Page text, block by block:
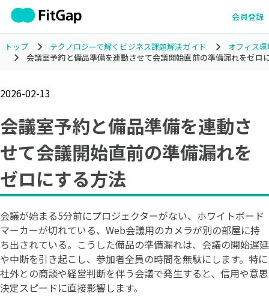
会員登録
トップ テクノロジーで解くビジネス課題解決ガイド
オフィス
会議室予約と備品準備を連動させて会議開始直前の準備漏れをゼロ
2026-02-13
会議室予約と備品準備を連動さ
せて会議開始直前の準備漏れを
ゼロにする方法
会議が始まる5分前にプロジェクターがない、ホワイトボード
マーカーが切れている、Web会議用のカメラが別の部屋に持
ち出されている。こうした備品の準備漏れは、会議の開始遅延
や中断を引き起こし、参加者全員の時間を無駄にします。特に
社外との商談や経営判断を伴う会議で発生すると、信用や意思
決定スピードに直接影響します。